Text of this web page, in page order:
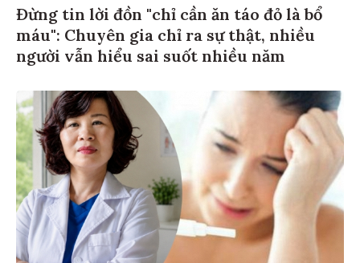
Đừng tin lời đồn "chỉ cần ăn táo đỏ là bổ
máu": Chuyên gia chỉ ra sự thật, nhiều
người vẫn hiểu sai suốt nhiều năm